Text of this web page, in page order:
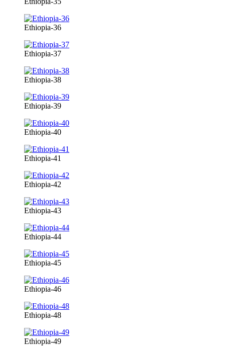
Ethiopia-36
Ethiopia-37
Ethiopia-38
Ethiopia-39
Ethiopia-40
Ethiopia-41
Ethiopia-42
Ethiopia-43
Ethiopia-44
Ethiopia-45
Ethiopia-46
Ethiopia-48
Ethiopia-49